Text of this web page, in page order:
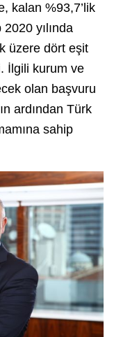
kalan %93,7’lik
2020 yılında
üzere dört eşit
İlgili kurum ve
olan başvuru
ardından Türk
sahip